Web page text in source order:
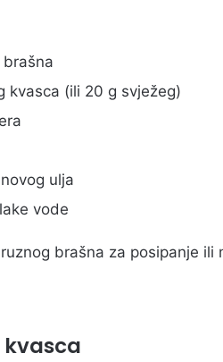
kvasca (ili 20 g svježeg)
ulja
vode
brašna za posipanje ili
kvasca